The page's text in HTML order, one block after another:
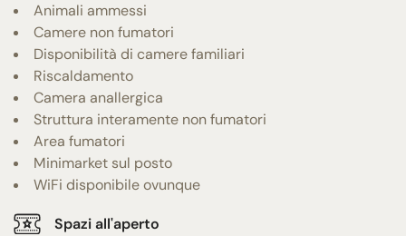
Animali ammessi
Camere non fumatori
Disponibilità di camere familiari
Riscaldamento
Camera anallergica
Struttura interamente non fumatori
Area fumatori
Minimarket sul posto
WiFi disponibile ovunque
Spazi all'aperto